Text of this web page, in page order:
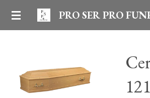
Passer
PRO SER PRO
121